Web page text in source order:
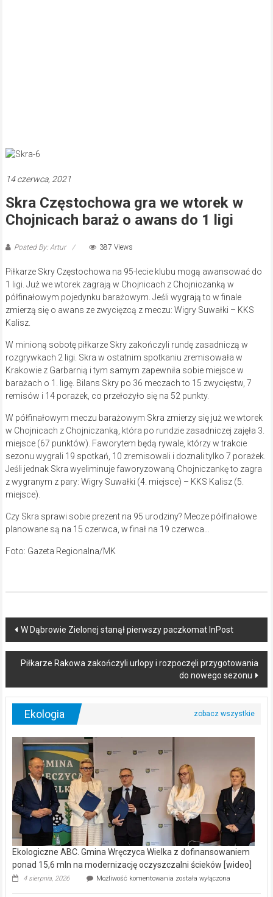
14 czerwca, 2021
Skra Częstochowa gra we wtorek w
Chojnicach baraż o awans do 1 ligi
Posted By: Artur 387 Views
Piłkarze Skry Częstochowa na 95-lecie klubu mogą awansować do
1 ligi. Już we wtorek zagrają w Chojnicach z Chojniczanką w
półfinałowym pojedynku barażowym. Jeśli wygrają to w finale
zmierzą się o awans ze zwycięzcą z meczu: Wigry Suwałki – KKS
Kalisz.
W minioną sobotę piłkarze Skry zakończyli rundę zasadniczą w
rozgrywkach 2 ligi. Skra w ostatnim spotkaniu zremisowała w
Krakowie z Garbarnią i tym samym zapewniła sobie miejsce w
barażach o 1. ligę. Bilans Skry po 36 meczach to 15 zwycięstw, 7
remisów i 14 porażek, co przełożyło się na 52 punkty.
W półfinałowym meczu barażowym Skra zmierzy się już we wtorek
w Chojnicach z Chojniczanką, która po rundzie zasadniczej zajęła 3.
miejsce (67 punktów). Faworytem będą rywale, którzy w trakcie
sezonu wygrali 19 spotkań, 10 zremisowali i doznali tylko 7 porażek.
Jeśli jednak Skra wyeliminuje faworyzowaną Chojniczankę to zagra
z wygranym z pary: Wigry Suwałki (4. miejsce) – KKS Kalisz (5.
miejsce).
Czy Skra sprawi sobie prezent na 95 urodziny? Mecze półfinałowe
planowane są na 15 czerwca, w finał na 19 czerwca…
Foto: Gazeta Regionalna/MK
Post
navigation
W Dąbrowie Zielonej stanął pierwszy paczkomat InPost
Piłkarze Rakowa zakończyli urlopy i rozpoczęli przygotowania
do nowego sezonu
Ekologia
Ekologiczne ABC. Gmina Wręczyca Wielka z dofinansowaniem
ponad 15,6 mln na modernizację oczyszczalni ścieków [wideo]
4 sierpnia, 2026 Możliwość komentowania Ekologiczne
została wyłączona